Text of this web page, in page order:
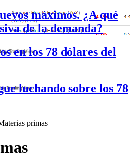
máximos. ¿A qué
de la demanda?
en los 78 dólares del
luchando sobre los 78
primas